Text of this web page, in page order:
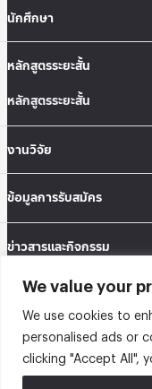
We value your
We use cookies to
personalised ads or
clicking "Accept All",
นักศึกษา
หลักสูตรระยะสั้น
หลักสูตรระยะสั้น
งานวิจัย
ข้อมูลการรับสมัคร
ข่าวสารและกิจกรรม
คณะสถิติประยุกต์ อาคารนวมินท
เขตบางกะปิ กรุงเทพมหานคร
Fax: 02-374-4061
Sitemap